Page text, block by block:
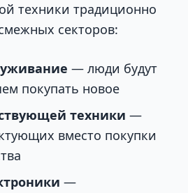
техники традиционно
секторов:
— люди будут
покупать новое
техники —
вместо покупки
—